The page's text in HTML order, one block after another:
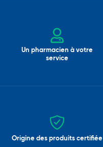
Un pharmacien à votre
service
Origine des produits certifiée